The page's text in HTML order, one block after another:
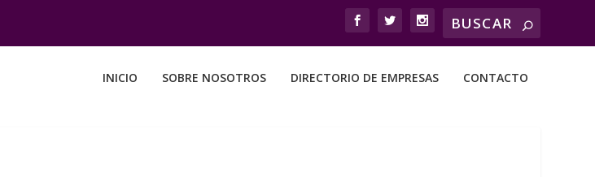
INICIO SOBRE NOSOTROS DIRECTORIO DE EMPRESAS CONTACTO